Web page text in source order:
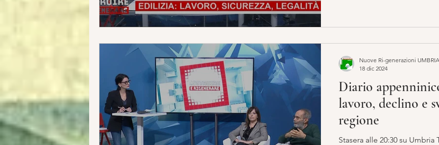
Diario
lavoro, declino e
regione
Stasera alle 20:30 su Umbria
Nuove Ri-generazioni UMBRIA
18 dic 2024